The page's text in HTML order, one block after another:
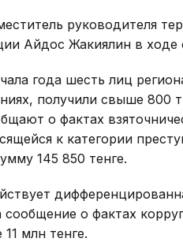
руководителя
Айдос Жакиялин в ходе
года шесть лиц
получили свыше 800
о фактах
к категории
145 850 тенге.
сообщение о фактах
млн тенге.